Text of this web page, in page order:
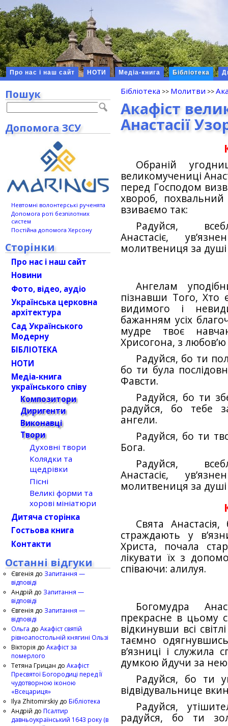
Про нас і наш сайт НОТИ Медіа-книга Бібліотека
Бібліотека Молитви
Акафіст
Анастасії
Обраній
великомучениці
перед Господом
хвороб,
взиваємо так:
Радуйся,
Анастасіє,
молитвениця за
Ангелам
пізнавши Того, Хто
видимого і
бажанням усіх
мудре твоє
Хрисогона, з
Радуйся, бо ти
бо ти була
Фавсти.
Радуйся, бо ти
радуйся, бо тебе
ангели.
Радуйся, бо ти
Бога.
Радуйся,
Анастасіє,
молитвениця за
Свята
страждають у
Христа, почала
лікувати їх з
співаючи: алилуя.
Богомудра
прекрасне в цьому
відкинувши всі
таємно
в’язниці і служила
думкою йдучи за
Радуйся, бо ти
відвідувальнице
Радуйся,
радуйся, бо ти
Пошук
Допомога ЗСУ
Невтомні волонтерські рученята
Допомога роті безпілотних
систем
Постійна допомога Херсону
Сторінки
Про нас і наш сайт
Новини
Фото, відео, аудіо
Українська церковна
архітектура
Сад Українського
Модерну
БІБЛІОТЕКА
НОТИ
Медіа-книга
українського співу
Композитори
Диригенти
Виконавці
Твори
Духовні твори
Колядки та
щедрівки
Пісні
Великі форми та
хорові мініатюри
Дитяча сторінка
Гостьова книга
Контакти
Останні відгуки
Євгенія до Запитання —
відповіді
Андрій до Запитання —
відповіді
Євгенія до Запитання —
відповіді
Ольга до Акафіст святій
рівноапостольній княгині Ользі
Вікторія до Акафіст за
померлого
Тетяна Грицан до Акафіст
Пресвятої Богородиці перед Її
чудотворною іконою
«Всецариця»
Ilya Zhitomirskiy до Бібліотека
Андрій до Псалтир
давньоукраїнський 1643 року (в